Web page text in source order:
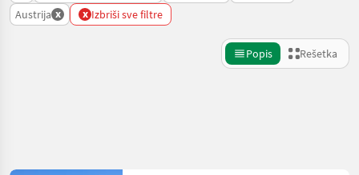
Austrija x x Izbriši sve filtre
Popis Rešetka